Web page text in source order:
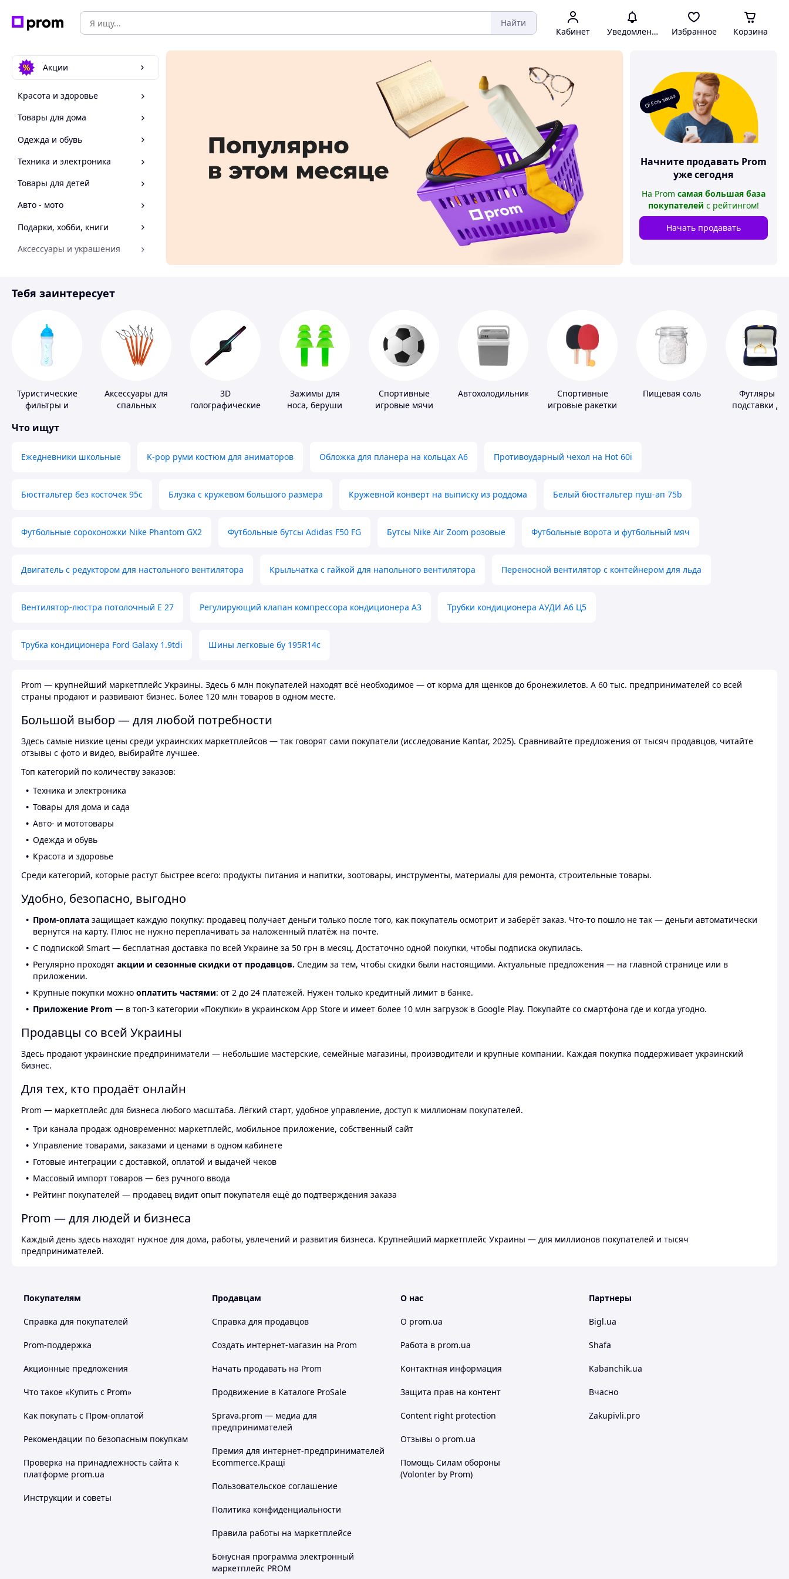
Найти
Кабинет Уведомления Избранное Корзина
Акции
Красота и здоровье
Товары для дома
Одежда и обувь
Техника и электроника
Товары для детей
Авто - мото
Подарки, хобби, книги
Аксессуары и украшения
Спорт и отдых
О! Есть заказ
Начните продавать Prom
уже сегодня
На Prom самая большая база
покупателей с рейтингом!
Начать продавать
Тебя заинтересует
Туристические
фильтры и
питьевой воды
Аксессуары для
спальных
3D
голографические
Зажимы для
носа, беруши
Спортивные
игровые мячи
Автохолодильники
Спортивные
игровые ракетки
Пищевая соль
Футляры и
подставки
Что ищут
Ежедневники школьные K-pop руми костюм для аниматоров Обложка для планера на кольцах А6 Противоударный чехол на Hot 60i
Бюстгальтер без косточек 95с Блузка с кружевом большого размера Кружевной конверт на выписку из роддома Белый бюстгальтер пуш-ап 75b
Футбольные сороконожки Nike Phantom GX2 Футбольные бутсы Adidas F50 FG Бутсы Nike Air Zoom розовые Футбольные ворота и футбольный мяч
Двигатель с редуктором для настольного вентилятора Крыльчатка с гайкой для напольного вентилятора Переносной вентилятор с контейнером для льда
Вентилятор-люстра потолочный E 27 Регулирующий клапан компрессора кондиционера А3 Трубки кондиционера АУДИ А6 Ц5
Трубка кондиционера Ford Galaxy 1.9tdi Шины легковые бу 195R14c
Prom — крупнейший маркетплейс Украины. Здесь 6 млн покупателей находят всё необходимое — от корма для щенков до бронежилетов. А 60 тыс. предпринимателей со всей
страны продают и развивают бизнес. Более 120 млн товаров в одном месте.
Большой выбор — для любой потребности
Здесь самые низкие цены среди украинских маркетплейсов — так говорят сами покупатели (исследование Kantar, 2025). Сравнивайте предложения от тысяч продавцов, читайте
отзывы с фото и видео, выбирайте лучшее.
Топ категорий по количеству заказов:
Техника и электроника
Товары для дома и сада
Авто- и мототовары
Одежда и обувь
Красота и здоровье
Среди категорий, которые растут быстрее всего: продукты питания и напитки, зоотовары, инструменты, материалы для ремонта, строительные товары.
Удобно, безопасно, выгодно
Пром-оплата защищает каждую покупку: продавец получает деньги только после того, как покупатель осмотрит и заберёт заказ. Что-то пошло не так — деньги автоматически
вернутся на карту. Плюс не нужно переплачивать за наложенный платёж на почте.
С подпиской Smart — бесплатная доставка по всей Украине за 50 грн в месяц. Достаточно одной покупки, чтобы подписка окупилась.
Регулярно проходят акции и сезонные скидки от продавцов. Следим за тем, чтобы скидки были настоящими. Актуальные предложения — на главной странице или в
приложении.
Крупные покупки можно оплатить частями: от 2 до 24 платежей. Нужен только кредитный лимит в банке.
Приложение Prom — в топ-3 категории «Покупки» в украинском App Store и имеет более 10 млн загрузок в Google Play. Покупайте со смартфона где и когда угодно.
Продавцы со всей Украины
Здесь продают украинские предприниматели — небольшие мастерские, семейные магазины, производители и крупные компании. Каждая покупка поддерживает украинский
бизнес.
Для тех, кто продаёт онлайн
Prom — маркетплейс для бизнеса любого масштаба. Лёгкий старт, удобное управление, доступ к миллионам покупателей.
Три канала продаж одновременно: маркетплейс, мобильное приложение, собственный сайт
Управление товарами, заказами и ценами в одном кабинете
Готовые интеграции с доставкой, оплатой и выдачей чеков
Массовый импорт товаров — без ручного ввода
Рейтинг покупателей — продавец видит опыт покупателя ещё до подтверждения заказа
Prom — для людей и бизнеса
Каждый день здесь находят нужное для дома, работы, увлечений и развития бизнеса. Крупнейший маркетплейс Украины — для миллионов покупателей и тысяч
предпринимателей.
Покупателям
Справка для покупателей
Prom-поддержка
Акционные предложения
Что такое «Купить с Prom»
Как покупать с Пром-оплатой
Рекомендации по безопасным покупкам
Проверка на принадлежность сайта к
платформе prom.ua
Инструкции и советы
Продавцам
Справка для продавцов
Создать интернет-магазин на Prom
Начать продавать на Prom
Продвижение в Каталоге ProSale
Sprava.prom — медиа для
предпринимателей
Премия для интернет-предпринимателей
Ecommerce.Кращі
Пользовательское соглашение
Политика конфиденциальности
Правила работы на маркетплейсе
Бонусная программа электронный
маркетплейс PROM
О нас
О prom.ua
Работа в prom.ua
Контактная информация
Защита прав на контент
Content right protection
Отзывы о prom.ua
Помощь Силам обороны
(Volonter by Prom)
Партнеры
Bigl.ua
Shafa
Kabanchik.ua
Вчасно
Zakupivli.pro